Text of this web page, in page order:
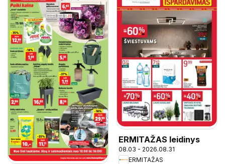
ERMITAŽAS leidinys
08.03 - 2026.08.31
ERMITAŽAS